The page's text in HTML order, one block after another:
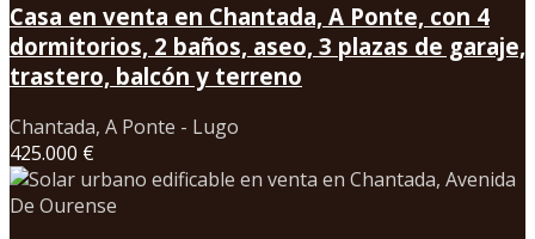
Casa en venta en Chantada, A Ponte, con 4
dormitorios, 2 baños, aseo, 3 plazas de garaje,
trastero, balcón y terreno
Chantada, A Ponte - Lugo
425.000 €